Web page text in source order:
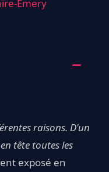
Emery
raisons. D'un
tête toutes les
exposé en